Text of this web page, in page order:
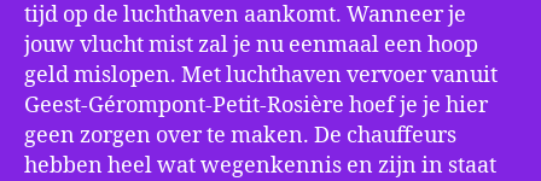
tijd op de luchthaven aankomt. Wanneer je
jouw vlucht mist zal je nu eenmaal een hoop
geld mislopen. Met luchthaven vervoer vanuit
Geest-Gérompont-Petit-Rosière hoef je je hier
geen zorgen over te maken. De chauffeurs
hebben heel wat wegenkennis en zijn in staat